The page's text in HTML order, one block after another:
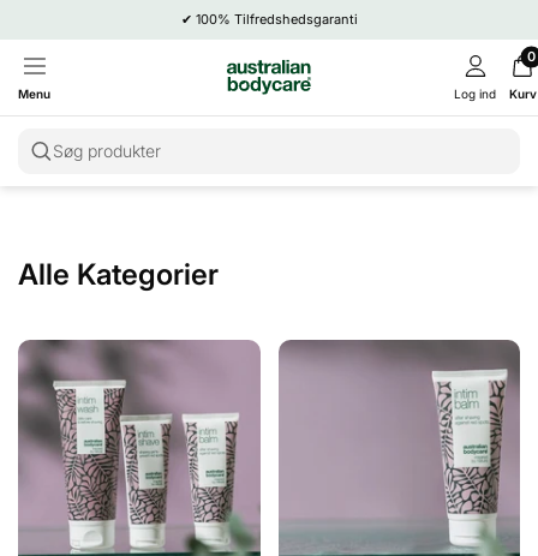
✔ 100% Tilfredshedsgaranti
Menu Log ind
0
Kurv
Søg produkter
Alle Kategorier